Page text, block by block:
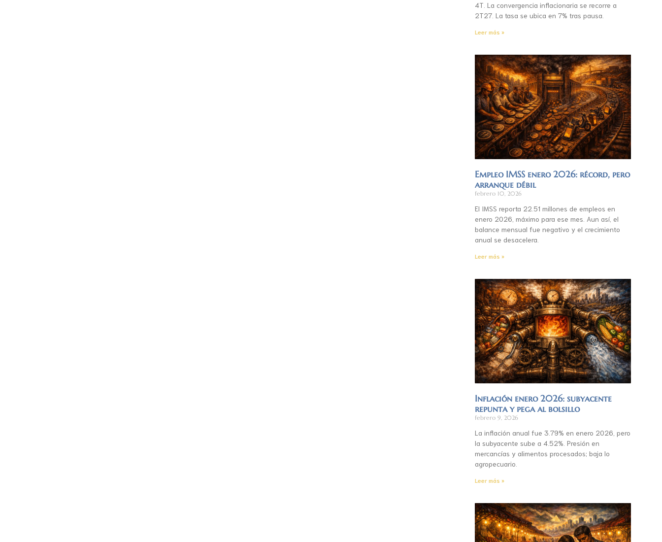
4T. La convergencia inflacionaria se recorre a
2T27. La tasa se ubica en 7% tras pausa.
Leer más »
Empleo IMSS enero 2026: récord, pero
arranque débil
febrero 10, 2026
El IMSS reporta 22.51 millones de empleos en
enero 2026, máximo para ese mes. Aun así, el
balance mensual fue negativo y el crecimiento
anual se desacelera.
Leer más »
Inflación enero 2026: subyacente
repunta y pega al bolsillo
febrero 9, 2026
La inflación anual fue 3.79% en enero 2026, pero
la subyacente sube a 4.52%. Presión en
mercancías y alimentos procesados; baja lo
agropecuario.
Leer más »